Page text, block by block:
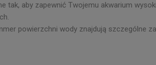
tak, aby zapewnić Twojemu akwarium
powierzchni wody znajdują szczególne